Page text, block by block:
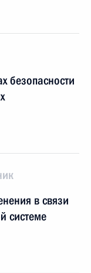
безопасности
в связи
системе